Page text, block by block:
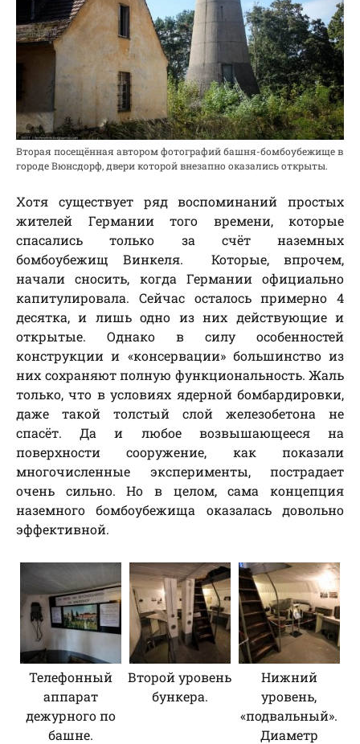
Вторая посещённая автором фотографий башня-бомбоубежище в
городе Вюнсдорф, двери которой внезапно оказались открыты.
Хотя существует ряд воспоминаний простых
жителей Германии того времени, которые
спасались только за счёт наземных
бомбоубежищ Винкеля. Которые, впрочем,
начали сносить, когда Германии официально
капитулировала. Сейчас осталось примерно 4
десятка, и лишь одно из них действующие и
открытые. Однако в силу особенностей
конструкции и «консервации» большинство из
них сохраняют полную функциональность. Жаль
только, что в условиях ядерной бомбардировки,
даже такой толстый слой железобетона не
спасёт. Да и любое возвышающееся на
поверхности сооружение, как показали
многочисленные эксперименты, пострадает
очень сильно. Но в целом, сама концепция
наземного бомбоубежища оказалась довольно
эффективной.
Телефонный
аппарат
дежурного по
башне.
Второй уровень
бункера.
Нижний
уровень,
«подвальный».
Диаметр